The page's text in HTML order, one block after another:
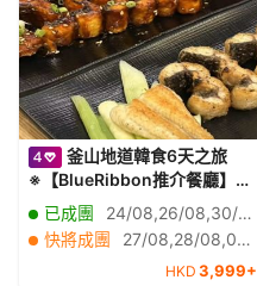
釜山地道韓食6天之旅
※【BlueRibbon推介餐廳】風
川灣烤鰻魚;活鮑魚海鮮辛辣麵
+韓式海膽一口紫菜飯捲;海鮮
烤貝料理;機張名物:松葉蟹料
理;【藍絲帶認證食府】釜山豬
已成團
24/08,26/08,30/08,31/08,07/09,11/09,16/09
快將成團
27/08,28/08,02/09,03/09,04/09,06/09,09/09,10/09,13/09,14/09,17/09,18/09,23/09,24/09,04/10
HKD 3,999+